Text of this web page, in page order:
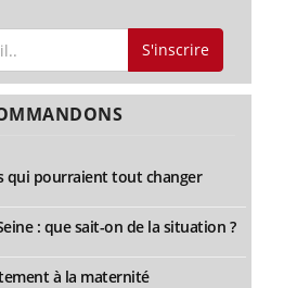
S'inscrire
qui pourraient tout changer
: que sait-on de la situation ?
à la maternité